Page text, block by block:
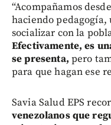
“Acompañamos
haciendo pedagogía,
socializar con la
Efectivamente, es
se presenta, pero
para que hagan ese
Savia Salud EPS
venezolanos que